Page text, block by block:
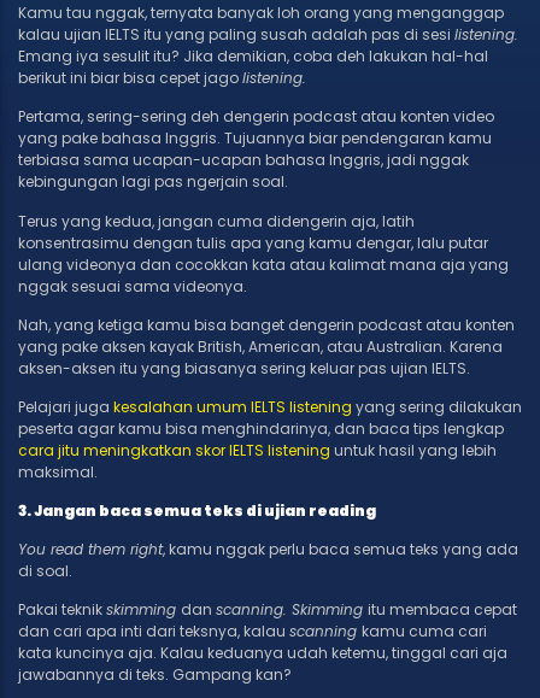
Kamu tau nggak, ternyata banyak loh orang yang menganggap
kalau ujian IELTS itu yang paling susah adalah pas di sesi listening.
Emang iya sesulit itu? Jika demikian, coba deh lakukan hal-hal
berikut ini biar bisa cepet jagolistening.
Pertama, sering-sering deh dengerin podcast atau konten video
yang pake bahasa Inggris. Tujuannya biar pendengaran kamu
terbiasa sama ucapan-ucapan bahasa Inggris, jadi nggak
kebingungan lagi pas ngerjain soal.
Terus yang kedua, jangan cuma didengerin aja, latih
konsentrasimu dengan tulis apa yang kamu dengar,lalu putar
ulang videonya dan cocokkan kata atau kalimat mana aja yang
nggak sesuai sama videonya.
Nah, yang ketiga kamu bisa banget dengerin podcast atau konten
yang pake aksen kayak British, American, atau Australian. Karena
aksen-aksen itu yang biasanya sering keluar pas ujian IELTS.
Pelajari juga kesalahan umum IELTS listening yang sering dilakukan
peserta agar kamu bisa menghindarinya, dan baca tips lengkap
cara jitu meningkatkan skor IELTS listening untuk hasil yang lebih
maksimal.
3. Jangan baca semua teks di ujian reading
You read them right, kamu nggak perlu baca semua teks yang ada
di soal.
Pakai teknikskimming dan scanning. Skimming itu membaca cepat
dan cari apa inti dari teksnya, kalau scanning kamu cuma cari
kata kuncinya aja. Kalau keduanya udah ketemu, tinggal cari aja
jawabannya di teks. Gampang kan?